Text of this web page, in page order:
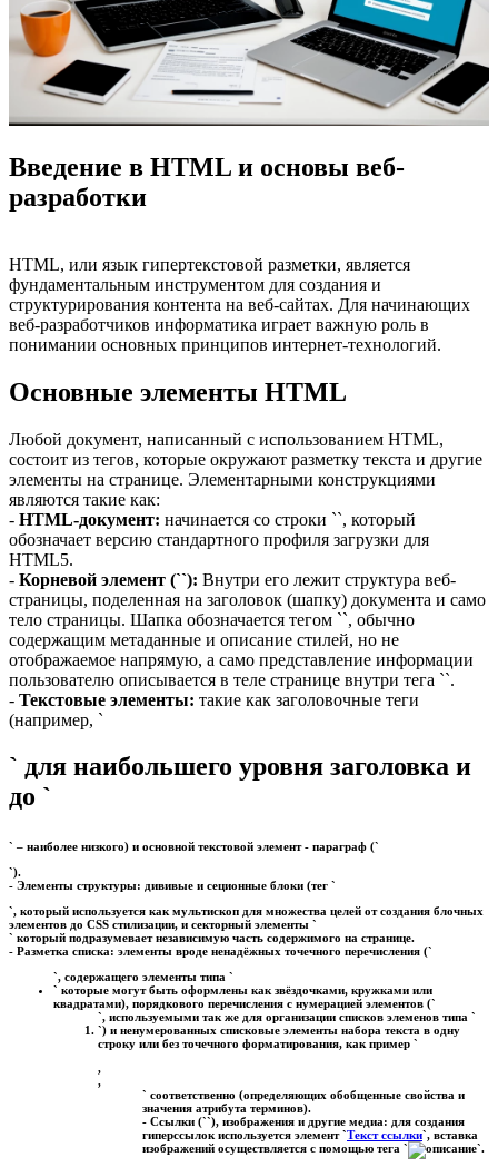
Введение в HTML и основы веб-
разработки
HTML, или язык гипертекстовой разметки, является
фундаментальным инструментом для создания и
структурирования контента на веб-сайтах. Для начинающих
веб-разработчиков информатика играет важную роль в
понимании основных принципов интернет-технологий.
Основные элементы HTML
Любой документ, написанный с использованием HTML,
состоит из тегов, которые окружают разметку текста и другие
элементы на странице. Элементарными конструкциями
являются такие как:
- HTML-документ: начинается со строки ``, который
обозначает версию стандартного профиля загрузки для
HTML5.
- Корневой элемент (``): Внутри его лежит структура веб-
страницы, поделенная на заголовок (шапку) документа и само
тело страницы. Шапка обозначается тегом ``, обычно
содержащим метаданные и описание стилей, но не
отображаемое напрямую, а само представление информации
пользователю описывается в теле странице внутри тега ``.
- Текстовые элементы: такие как заголовочные теги
(например, `
` для наибольшего уровня заголовка и
до `
` – наиболее низкого) и основной текстовой элемент - параграф (`
`).
- Элементы структуры: дививые и сеционные блоки (тег `
`, который используется как мультископ для множества целей от создания блочных
элементов до CSS стилизации, и секторный элементы `
` который подразумевает независимую часть содержимого на странице.
- Разметка списка: элементы вроде ненадёжных точечного перечисления (`
`, содержащего элементы типа `
` которые могут быть оформлены как звёздочками, кружками или
квадратами), порядкового перечисления с нумерацией элементов (`
`, используемыми так же для организации списков элеменов типа `
`) и ненумерованных списковые элементы набора текста в одну
строку или без точечного форматирования, как пример `
,
,
` соответственно (определяющих обобщенные свойства и
значения атрибута терминов).
- Ссылки (``), изображения и другие медиа: для создания
гиперссылок используется элемент `Текст ссылки`, вставка
изображений осуществляется с помощью тега `
`.